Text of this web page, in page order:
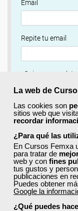
La web de
Las cookies son
sitios web que
recordar
¿Para qué las
En Cursos Femxa
para tratar de
web y con fines
tus gustos y
publicaciones en
Puedes obtener
Google la
¿Qué puedes
Email
Repite tu email
¿Quieres
Si
No,
Newsletter
Si, quiero
exclusivas y
Términos y
He leído y
Registrarse